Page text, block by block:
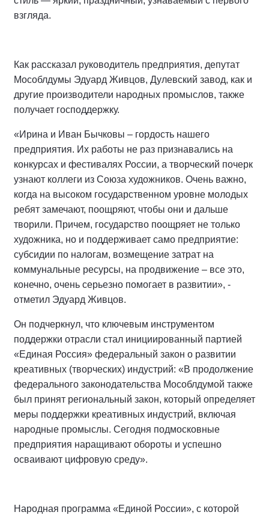
взгляда.
Как рассказал руководитель предприятия, депутат
Мособлдумы Эдуард Живцов, Дулевский завод, как и
другие производители народных промыслов, также
получает господдержку.
«Ирина и Иван Бычковы – гордость нашего
предприятия. Их работы не раз признавались на
конкурсах и фестивалях России, а творческий почерк
узнают коллеги из Союза художников. Очень важно,
когда на высоком государственном уровне молодых
ребят замечают, поощряют, чтобы они и дальше
творили. Причем, государство поощряет не только
художника, но и поддерживает само предприятие:
субсидии по налогам, возмещение затрат на
коммунальные ресурсы, на продвижение – все это,
конечно, очень серьезно помогает в развитии», -
отметил Эдуард Живцов.
Он подчеркнул, что ключевым инструментом
поддержки отрасли стал инициированный партией
«Единая Россия» федеральный закон о развитии
креативных (творческих) индустрий: «В продолжение
федерального законодательства Мособлдумой также
был принят региональный закон, который определяет
меры поддержки креативных индустрий, включая
народные промыслы. Сегодня подмосковные
предприятия наращивают обороты и успешно
осваивают цифровую среду».
Народная программа «Единой России», с которой